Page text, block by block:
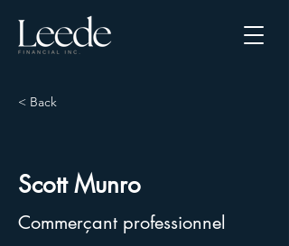
< Back
Scott Munro
Commerçant professionnel